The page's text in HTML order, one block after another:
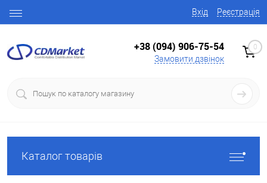
Вхід Реєстрація
+38 (094) 906-75-54
Замовити дзвінок
0
Каталог товарів